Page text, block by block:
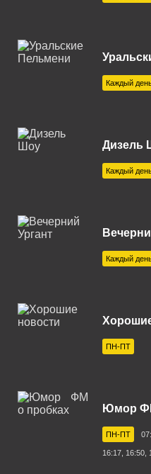
Казань 91.1 FM
Калуга 106.6 FM
Каменск-Уральский 89.4
FM
Коломна 104.8 FM
Кострома 99.3 FM
Кропоткин 97.4 FM
Кузнецк 102.1 FM
Курск 107.6 FM
Магнитогорск 100.1 FM
Каждый
Дизель
Каждый
Каждый
ПН-ПТ
Юмор
ПН-ПТ
16:17, 16:50,